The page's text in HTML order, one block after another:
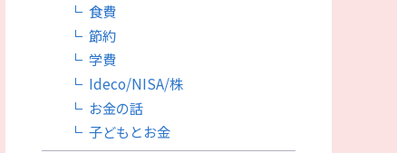
食費
節約
学費
Ideco/NISA/株
お金の話
子どもとお金